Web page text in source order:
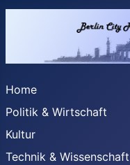
Home
Politik & Wirtschaft
Kultur
Technik & Wissenschaft